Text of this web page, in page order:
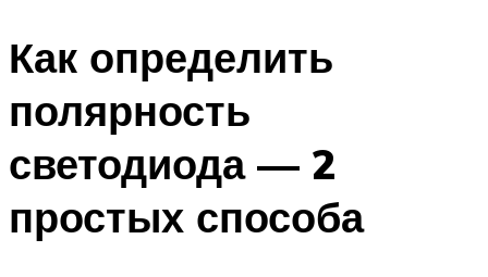
Как определить
полярность
светодиода — 2
простых способа